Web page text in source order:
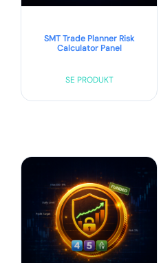
SMT Trade Planner Risk
Calculator Panel
SE PRODUKT